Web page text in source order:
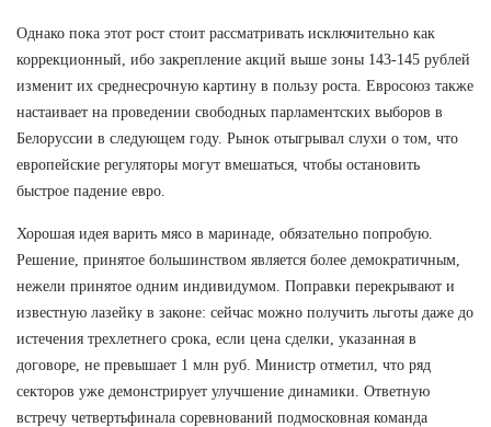
Однако пока этот рост стоит рассматривать исключительно как
коррекционный, ибо закрепление акций выше зоны 143-145 рублей
изменит их среднесрочную картину в пользу роста. Евросоюз также
настаивает на проведении свободных парламентских выборов в
Белоруссии в следующем году. Рынок отыгрывал слухи о том, что
европейские регуляторы могут вмешаться, чтобы остановить
быстрое падение евро.
Хорошая идея варить мясо в маринаде, обязательно попробую.
Решение, принятое большинством является более демократичным,
нежели принятое одним индивидумом. Поправки перекрывают и
известную лазейку в законе: сейчас можно получить льготы даже до
истечения трехлетнего срока, если цена сделки, указанная в
договоре, не превышает 1 млн руб. Министр отметил, что ряд
секторов уже демонстрирует улучшение динамики. Ответную
встречу четвертьфинала соревнований подмосковная команда